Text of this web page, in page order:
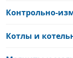
Контрольно-
Котлы и